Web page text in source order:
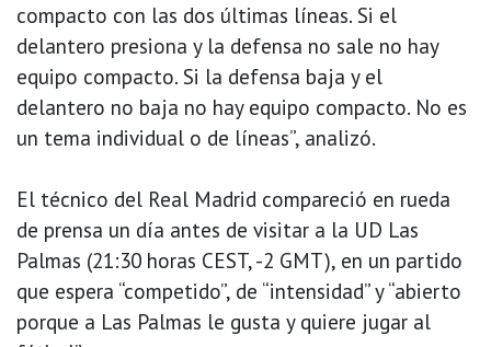
compacto con las dos últimas líneas. Si el
delantero presiona y la defensa no sale no hay
equipo compacto. Si la defensa baja y el
delantero no baja no hay equipo compacto. No es
un tema individual o de líneas”, analizó.
El técnico del Real Madrid compareció en rueda
de prensa un día antes de visitar a la UD Las
Palmas (21:30 horas CEST, -2 GMT), en un partido
que espera “competido”, de “intensidad” y “abierto
porque a Las Palmas le gusta y quiere jugar al